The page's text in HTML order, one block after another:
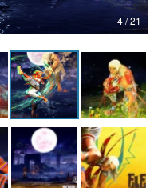
4 / 21